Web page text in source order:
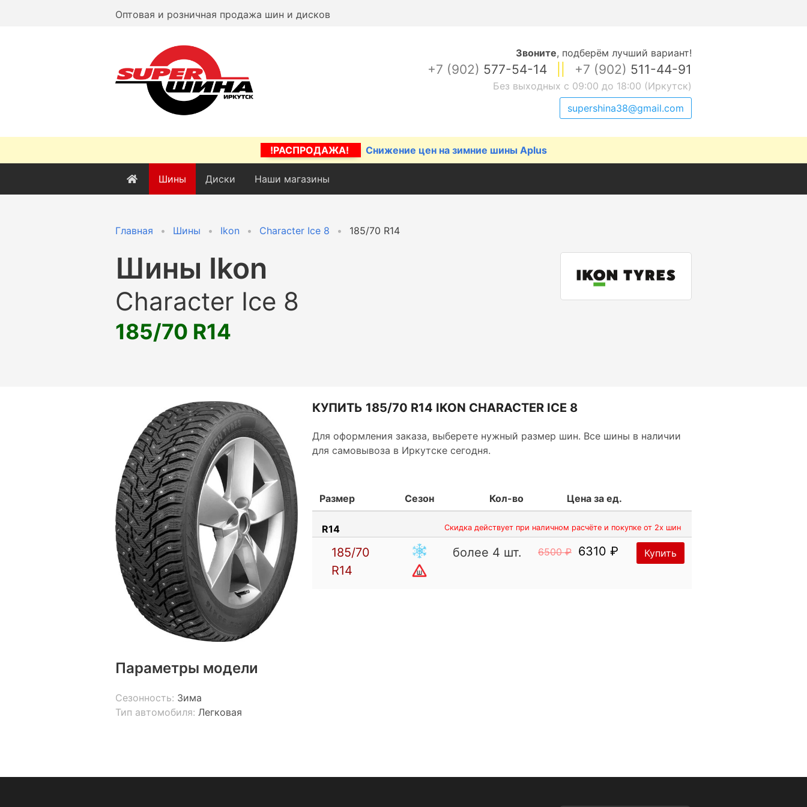
Оптовая и розничная продажа шин и дисков
Звоните, подберём лучший вариант!
+7 (902) 577-54-14 +7 (902) 511-44-91
Без выходных с 09:00 до 18:00 (Иркутск)
supershina38@gmail.com
!РАСПРОДАЖА! Снижение цен на зимние шины Aplus
Шины Диски Наши магазины
Главная Шины Ikon Character Ice 8 185/70 R14
Шины Ikon
Character Ice 8
185/70 R14
Параметры модели
Сезонность: Зима
Тип автомобиля: Легковая
КУПИТЬ 185/70 R14 IKON CHARACTER ICE 8
Для оформления заказа, выберете нужный размер шин. Все шины в наличии
для самовывоза в Иркутске сегодня.
Размер Сезон Кол-во Цена за ед.
R14 Скидка действует при наличном расчёте и покупке от 2х шин
185/70
R14
более 4 шт. 6500 ₽ 6310 ₽ Купить